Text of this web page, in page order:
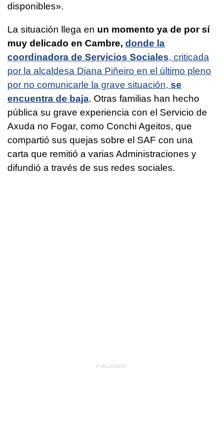
disponibles».
La situación llega en un momento ya de por sí
muy delicado en Cambre, donde la
coordinadora de Servicios Sociales, criticada
por la alcaldesa Diana Piñeiro en el último pleno
por no comunicarle la grave situación, se
encuentra de baja. Otras familias han hecho
pública su grave experiencia con el Servicio de
Axuda no Fogar, como Conchi Ageitos, que
compartió sus quejas sobre el SAF con una
carta que remitió a varias Administraciones y
difundió a través de sus redes sociales.